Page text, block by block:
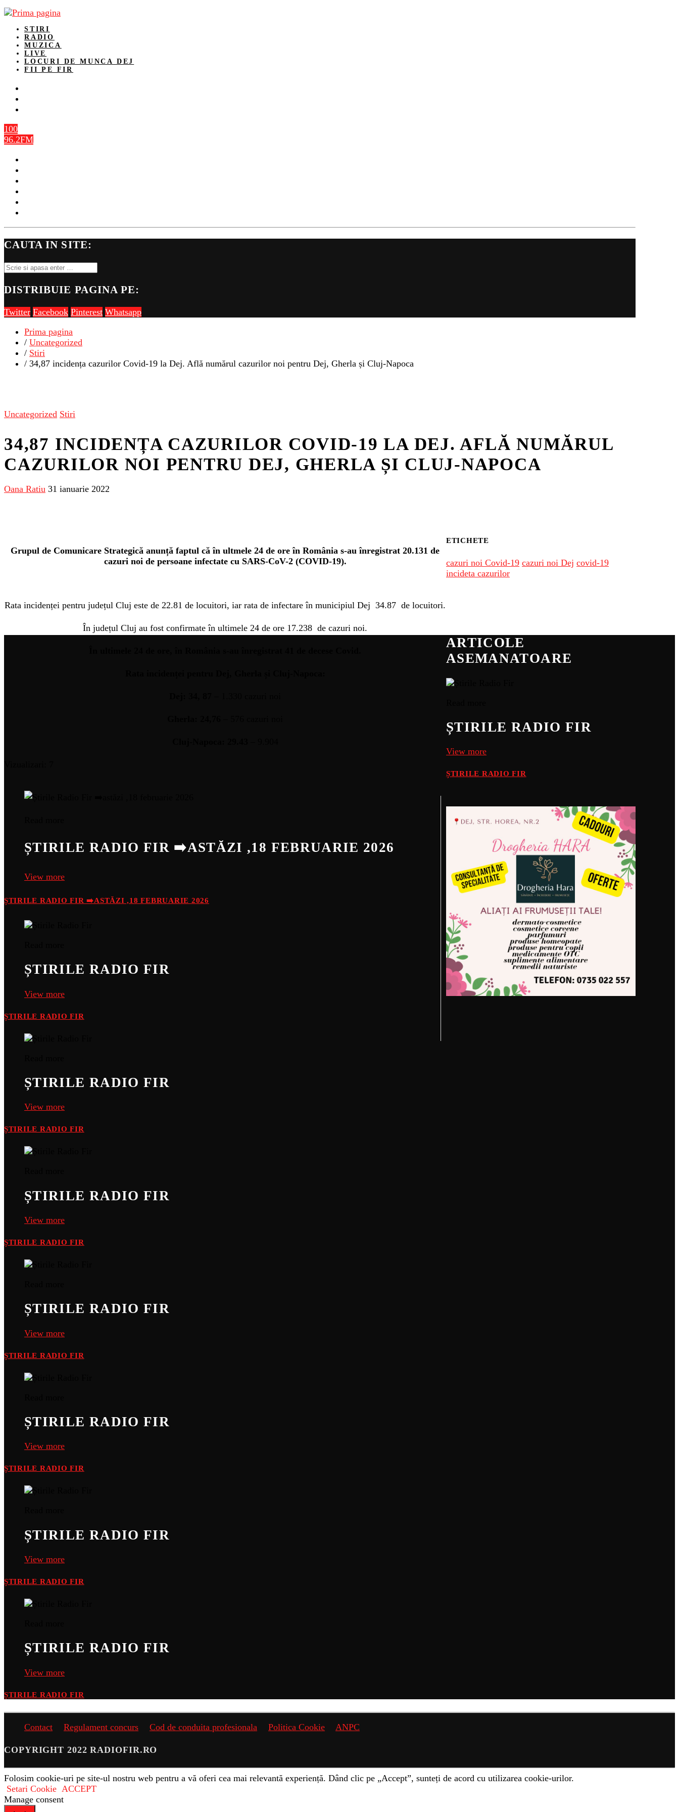
STIRI
RADIO
MUZICA
LIVE
LOCURI DE MUNCA DEJ
FII PE FIR
100
96.2FM
CAUTA IN SITE:
DISTRIBUIE PAGINA PE:
Twitter Facebook Pinterest Whatsapp
Prima pagina
/ Uncategorized
/ Stiri
/ 34,87 incidența cazurilor Covid-19 la Dej. Află numărul cazurilor noi pentru Dej, Gherla și Cluj-Napoca
Uncategorized Stiri
34,87 INCIDENȚA CAZURILOR COVID-19 LA DEJ. AFLĂ NUMĂRUL
CAZURILOR NOI PENTRU DEJ, GHERLA ȘI CLUJ-NAPOCA
Oana Ratiu 31 ianuarie 2022
Grupul de Comunicare Strategică anunță faptul că în ultmele 24 de ore în România s-au înregistrat 20.131 de
cazuri noi de persoane infectate cu SARS-CoV-2 (COVID-19).
Rata incidenței pentru județul Cluj este de 22.81 de locuitori, iar rata de infectare în municipiul Dej 34.87 de locuitori.
În județul Cluj au fost confirmate în ultimele 24 de ore 17.238 de cazuri noi.
ETICHETE
cazuri noi Covid-19 cazuri noi Dej covid-19
incideta cazurilor
ARTICOLE
ASEMANATOARE
ȘTIRILE RADIO FIR
View more
ȘTIRILE RADIO FIR
ȘTIRILE RADIO FIR ➡️ASTĂZI ,18 FEBRUARIE 2026
View more
ȘTIRILE RADIO FIR ➡️ASTĂZI ,18 FEBRUARIE 2026
ȘTIRILE RADIO FIR
View more
ȘTIRILE RADIO FIR
ȘTIRILE RADIO FIR
View more
ȘTIRILE RADIO FIR
ȘTIRILE RADIO FIR
View more
ȘTIRILE RADIO FIR
ȘTIRILE RADIO FIR
View more
ȘTIRILE RADIO FIR
ȘTIRILE RADIO FIR
View more
ȘTIRILE RADIO FIR
ȘTIRILE RADIO FIR
View more
ȘTIRILE RADIO FIR
ȘTIRILE RADIO FIR
View more
ȘTIRILE RADIO FIR
Contact Regulament concurs Cod de conduita profesionala Politica Cookie ANPC
COPYRIGHT 2022 RADIOFIR.RO
Folosim cookie-uri pe site-ul nostru web pentru a vă oferi cea mai relevantă experiență. Dând clic pe „Accept”, sunteți de acord cu utilizarea cookie-urilor.
Setari Cookie ACCEPT
Manage consent